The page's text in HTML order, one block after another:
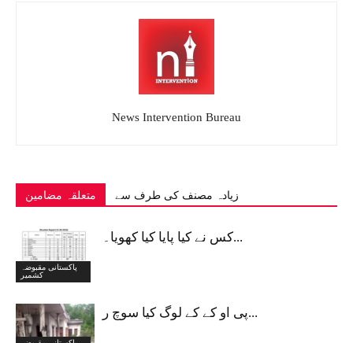
News Intervention Bureau
متعلقہ مضامین زیادہ مصنف کی طرف سے
پاکستانی مقبوضہ
کشمیر
کس نے کیا پایا کیا کھویا۔...
پی او کے کے لوگ کیا سوچ ر...